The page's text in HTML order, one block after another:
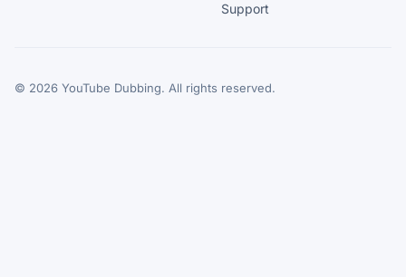
Support
© 2026 YouTube Dubbing. All rights reserved.